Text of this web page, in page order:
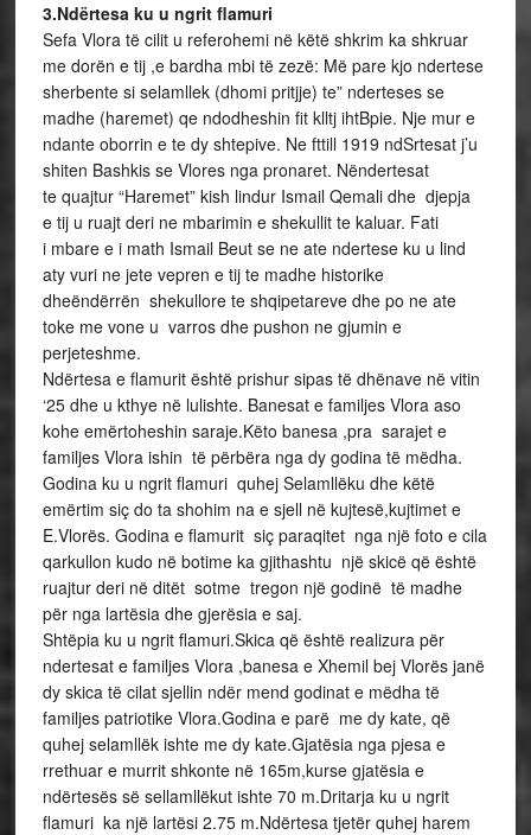
3.Ndërtesa ku u ngritflamuri
Sefa Vlora të cilit u referohemi në këtë shkrim ka shkruar
me dorën e tij ,e bardha mbi të zezë: Më pare kjo ndertese
sherbente si selamllek (dhomi pritjje) te” nderteses se
madhe (haremet) qe ndodheshin fit klltj ihtBpie. Nje mur e
ndante oborrin e te dy shtepive. Ne fttill 1919 ndSrtesat j’u
shiten Bashkis se Vlores nga pronaret. Nëndertesat
te quajtur “Haremet” kish lindur Ismail Qemali dhe djepja
e tij u ruajt deri ne mbarimin e shekullit te kaluar. Fati
i mbare e i math Ismail Beut se ne ate ndertese ku u lind
aty vuri ne jete vepren e tij te madhe historike
dheëndërrën shekullore te shqipetareve dhe po ne ate
toke me vone u varros dhe pushon ne gjumin e
perjeteshme.
Ndërtesa e flamurit është prishur sipas të dhënave në vitin
‘25 dhe u kthye në lulishte. Banesat e familjes Vlora aso
kohe emërtoheshin saraje.Këto banesa ,pra sarajet e
familjes Vlora ishin të përbëra nga dy godina të mëdha.
Godina ku u ngrit flamuri quhej Selamllëku dhe këtë
emërtim siç do ta shohim na e sjell në kujtesë,kujtimet e
E.Vlorës. Godina e flamurit siç paraqitet nga një foto e cila
qarkullon kudo në botime ka gjithashtu një skicë që është
ruajtur deri në ditët sotme tregon një godinë të madhe
për nga lartësia dhe gjerësia e saj.
Shtëpia ku u ngrit flamuri.Skica që është realizura për
ndertesat e familjes Vlora ,banesa e Xhemil bej Vlorës janë
dy skica të cilat sjellin ndër mend godinat e mëdha të
familjes patriotike Vlora.Godina e parë me dy kate, që
quhej selamllëk ishte me dy kate.Gjatësia nga pjesa e
rrethuar e murrit shkonte në 165m,kurse gjatësia e
ndërtesës së sellamllëkut ishte 70 m.Dritarja ku u ngrit
flamuri ka një lartësi 2.75 m.Ndërtesa tjetër quhej harem